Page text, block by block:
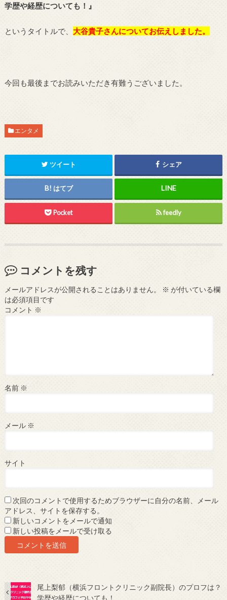
学歴や経歴についても！』
というタイトルで、 大谷貴子さんについてお伝えしました。
今回も最後までお読みいただき有難うございました。
エンタメ
ツイート シェア
はてブ
Pocket feedly
コメントを残す
メールアドレスが公開されることはありません。 ※ が付いている欄
は必須項目です
コメント ※
名前 ※
メール ※
サイト
次回のコメントで使用するためブラウザーに自分の名前、メール
アドレス、サイトを保存する。
新しいコメントをメールで通知
新しい投稿をメールで受け取る
尾上梨郁（横浜フロントクリニック副院長）のプロフは？
学歴や経歴についても！